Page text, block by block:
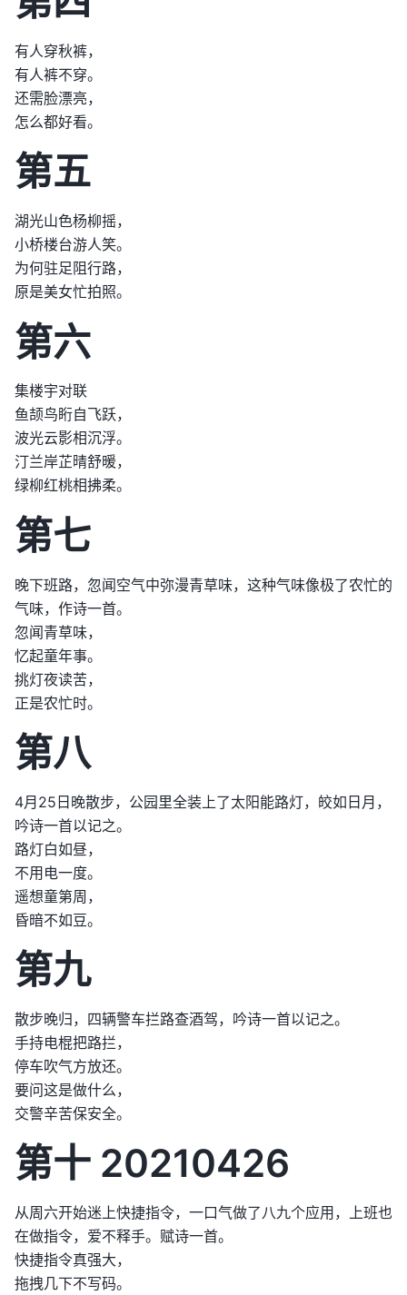
有人穿秋裤，
有人裤不穿。
还需脸漂亮，
怎么都好看。
第五
湖光山色杨柳摇，
小桥楼台游人笑。
为何驻足阻行路，
原是美女忙拍照。
第六
集楼宇对联
鱼颉鸟䀪自飞跃，
波光云影相沉浮。
汀兰岸芷晴舒暖，
绿柳红桃相拂柔。
第七
晚下班路，忽闻空气中弥漫青草味，这种气味像极了农忙的
气味，作诗一首。
忽闻青草味，
忆起童年事。
挑灯夜读苦，
正是农忙时。
第八
4月25日晚散步，公园里全装上了太阳能路灯，皎如日月，
吟诗一首以记之。
路灯白如昼，
不用电一度。
遥想童第周，
昏暗不如豆。
第九
散步晚归，四辆警车拦路查酒驾，吟诗一首以记之。
手持电棍把路拦，
停车吹气方放还。
要问这是做什么，
交警辛苦保安全。
第十 20210426
从周六开始迷上快捷指令，一口气做了八九个应用，上班也
在做指令，爱不释手。赋诗一首。
快捷指令真强大，
拖拽几下不写码。